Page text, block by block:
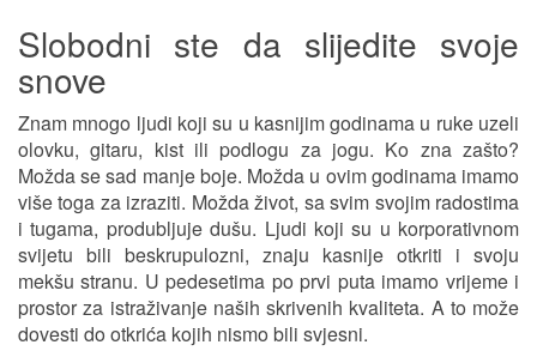
Slobodni ste da slijedite svoje
snove
Znam mnogo ljudi koji su u kasnijim godinama u ruke uzeli
olovku, gitaru, kist ili podlogu za jogu. Ko zna zašto?
Možda se sad manje boje. Možda u ovim godinama imamo
više toga za izraziti. Možda život, sa svim svojim radostima
i tugama, produbljuje dušu. Ljudi koji su u korporativnom
svijetu bili beskrupulozni, znaju kasnije otkriti i svoju
mekšu stranu. U pedesetima po prvi puta imamo vrijeme i
prostor za istraživanje naših skrivenih kvaliteta. A to može
dovesti do otkrića kojih nismo bili svjesni.